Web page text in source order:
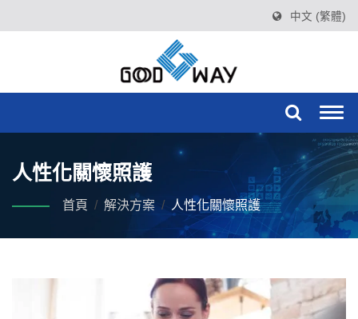
中文 (繁體)
人性化關懷照護
首頁 / 解決方案 / 人性化關懷照護